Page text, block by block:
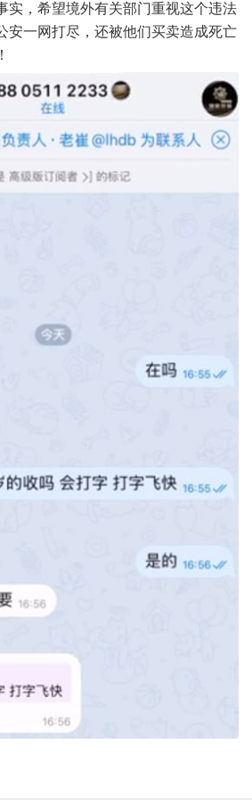
实，希望境外有关部门重视这个违法
安一网打尽，还被他们买卖造成死亡